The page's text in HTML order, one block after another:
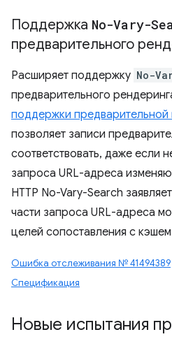
Поддержка No-Vary-
предварительного
Расширяет поддержку No-
предварительного
поддержки предварительной
позволяет записи
соответствовать, даже если
запроса URL-адреса
HTTP No-Vary-Search
части запроса URL-адреса
целей сопоставления с
Ошибка отслеживания № 41494389
Спецификация
Новые испытания